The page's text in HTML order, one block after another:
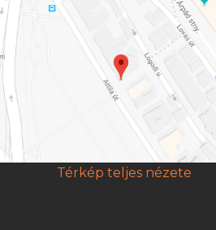
Térkép teljes nézete